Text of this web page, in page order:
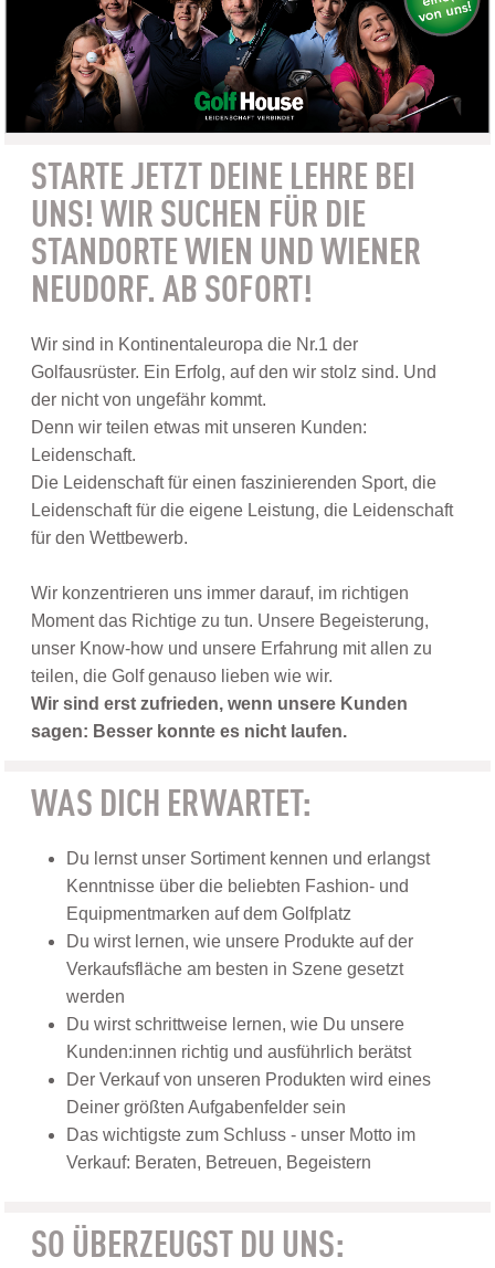
STARTE JETZT DEINE LEHRE BEI
UNS! WIR SUCHEN FÜR DIE
STANDORTE WIEN UND WIENER
NEUDORF. AB SOFORT!
Wir sind in Kontinentaleuropa die Nr.1 der
Golfausrüster. Ein Erfolg, auf den wir stolz sind. Und
der nicht von ungefähr kommt.
Denn wir teilen etwas mit unseren Kunden:
Leidenschaft.
Die Leidenschaft für einen faszinierenden Sport, die
Leidenschaft für die eigene Leistung, die Leidenschaft
für den Wettbewerb.
Wir konzentrieren uns immer darauf, im richtigen
Moment das Richtige zu tun. Unsere Begeisterung,
unser Know-how und unsere Erfahrung mit allen zu
teilen, die Golf genauso lieben wie wir.
Wir sind erst zufrieden, wenn unsere Kunden
sagen: Besser konnte es nicht laufen.
WAS DICH ERWARTET:
Du lernst unser Sortiment kennen und erlangst
Kenntnisse über die beliebten Fashion- und
Equipmentmarken auf dem Golfplatz
Du wirst lernen, wie unsere Produkte auf der
Verkaufsfläche am besten in Szene gesetzt
werden
Du wirst schrittweise lernen, wie Du unsere
Kunden:innen richtig und ausführlich berätst
Der Verkauf von unseren Produkten wird eines
Deiner größten Aufgabenfelder sein
Das wichtigste zum Schluss - unser Motto im
Verkauf: Beraten, Betreuen, Begeistern
SO ÜBERZEUGST DU UNS: